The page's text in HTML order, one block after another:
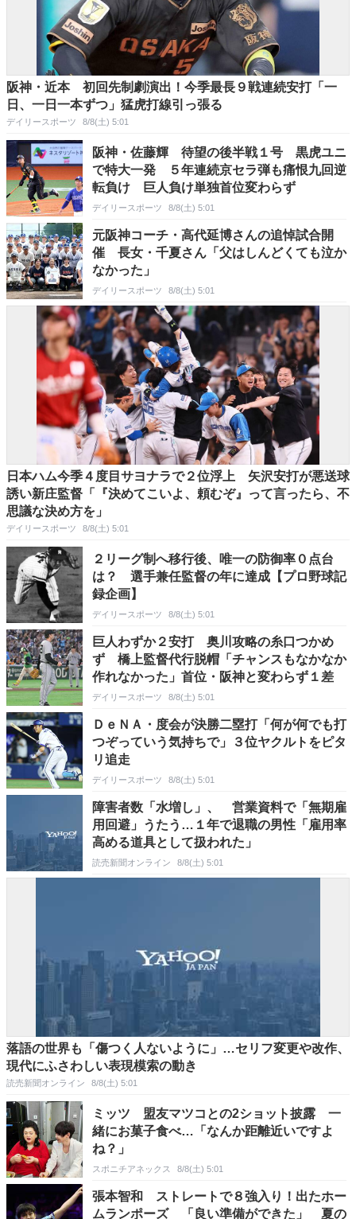
阪神・近本 初回先制劇演出！今季最長９戦連続安打「一
日、一日一本ずつ」猛虎打線引っ張る
デイリースポーツ 8/8(土) 5:01
阪神・佐藤輝 待望の後半戦１号 黒虎ユニ
で特大一発 ５年連続京セラ弾も痛恨九回逆
転負け 巨人負け単独首位変わらず
デイリースポーツ 8/8(土) 5:01
元阪神コーチ・高代延博さんの追悼試合開
催 長女・千夏さん「父はしんどくても泣か
なかった」
デイリースポーツ 8/8(土) 5:01
日本ハム今季４度目サヨナラで２位浮上 矢沢安打が悪送球
誘い新庄監督「『決めてこいよ、頼むぞ』って言ったら、不
思議な決め方を」
デイリースポーツ 8/8(土) 5:01
２リーグ制へ移行後、唯一の防御率０点台
は？ 選手兼任監督の年に達成【プロ野球記
録企画】
デイリースポーツ 8/8(土) 5:01
巨人わずか２安打 奥川攻略の糸口つかめ
ず 橋上監督代行脱帽「チャンスもなかなか
作れなかった」首位・阪神と変わらず１差
デイリースポーツ 8/8(土) 5:01
ＤｅＮＡ・度会が決勝二塁打「何が何でも打
つぞっていう気持ちで」３位ヤクルトをピタ
リ追走
デイリースポーツ 8/8(土) 5:01
障害者数「水増し」、 営業資料で「無期雇
用回避」うたう…１年で退職の男性「雇用率
高める道具として扱われた」
読売新聞オンライン 8/8(土) 5:01
落語の世界も「傷つく人ないように」…セリフ変更や改作、
現代にふさわしい表現模索の動き
読売新聞オンライン 8/8(土) 5:01
ミッツ 盟友マツコとの2ショット披露 一
緒にお菓子食べ…「なんか距離近いですよ
ね？」
スポニチアネックス 8/8(土) 5:01
張本智和 ストレートで８強入り！出たホー
ムランポーズ 「良い準備ができた」 夏の